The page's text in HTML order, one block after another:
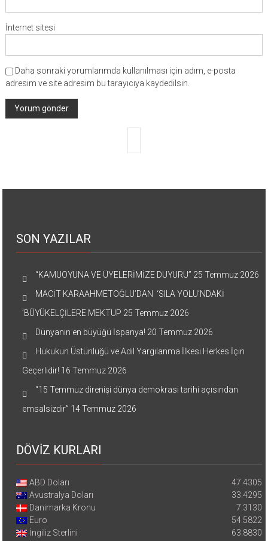
İnternet sitesi
Daha sonraki yorumlarımda kullanılması için adım, e-posta
adresim ve site adresim bu tarayıcıya kaydedilsin.
SON YAZILAR
“KAMUOYUNA VE ÜYELERİMİZE DUYURU” 25 Temmuz 2026
MACİT KARAAHMETOĞLU’DAN ‘SILA YOLU’NDAKİ
’BÜYÜKELÇİLERE MEKTUP 25 Temmuz 2026
Dünyanın en büyüğü İspanya! 20 Temmuz 2026
Hukukun Üstünlüğü ve Adil Yargılanma İlkesi Herkes İçin
Geçerlidir! 16 Temmuz 2026
“15 Temmuz direnişi dünya demokrasi tarihi açısından
emsalsizdir” 14 Temmuz 2026
DÖVİZ KURLARI
ABD Doları
47.4305
Avustralya Doları
33.4295
Danimarka Kronu
7.3130
Euro
54.5822
İngiliz Sterlini
63.8830